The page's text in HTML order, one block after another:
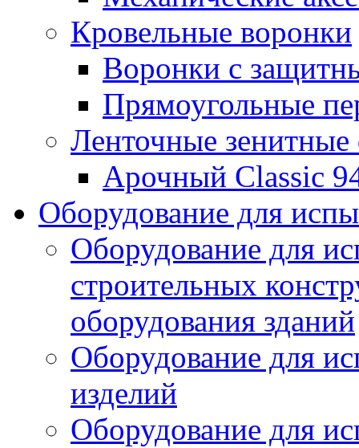
Кровельные воронки
Воронки с
Прямоугольные
Ленточные
Арочный Classic
Оборудование для
Оборудование для
строительных
оборудования зданий
Оборудование для
изделий
Оборудование для